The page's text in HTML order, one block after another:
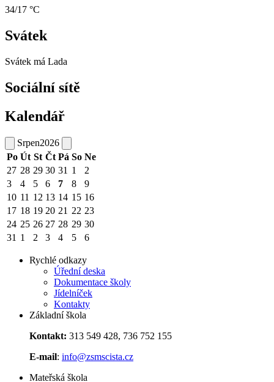
34/17 °C
Svátek
Svátek má Lada
Sociální sítě
Kalendář
Srpen2026
Po Út St Čt Pá So Ne
27 28 29 30 31 1
2
3
4 5 6 7 8
9
10 11 12 13 14 15 16
17 18 19 20 21 22 23
24 25 26 27 28 29 30
31 1 2 3 4 5 6
Rychlé odkazy
Úřední deska
Dokumentace školy
Jídelníček
Kontakty
Základní škola
Kontakt: 313 549 428, 736 752 155
E-mail: info@zsmscista.cz
Mateřská škola